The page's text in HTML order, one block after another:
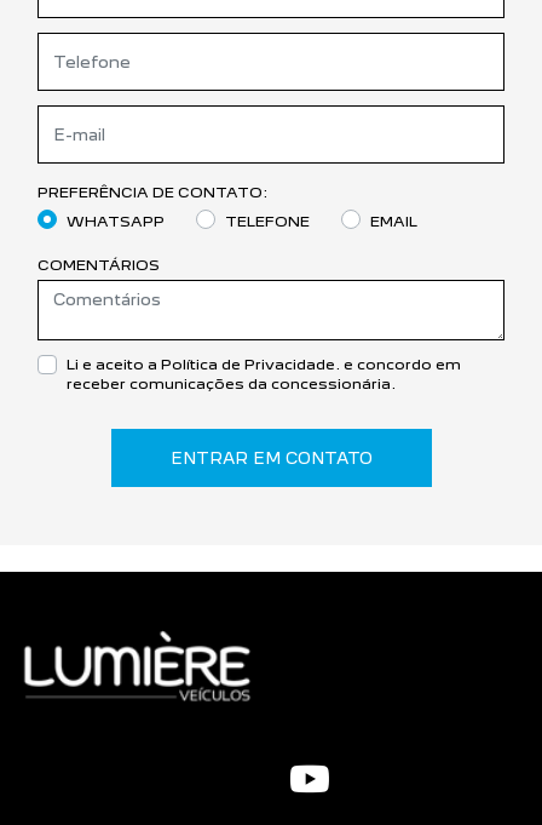
PREFERÊNCIA DE CONTATO:
WHATSAPP
TELEFONE EMAIL
COMENTÁRIOS
Li e aceito a Política de Privacidade. e concordo em
receber comunicações da concessionária.
ENTRAR EM CONTATO